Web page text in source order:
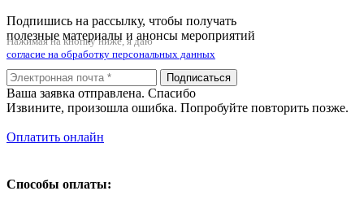
Подпишись на рассылку, чтобы получать
полезные материалы и анонсы мероприятий
Нажимая на кнопку ниже, я даю
согласие на обработку персональных данных
Подписаться
Ваша заявка отправлена. Спасибо
Извините, произошла ошибка. Попробуйте повторить позже.
Оплатить онлайн
Способы оплаты: